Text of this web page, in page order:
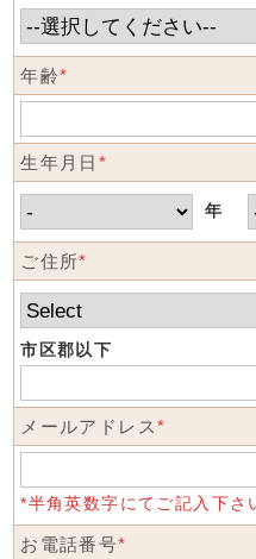
年齢*
生年月日 *
年
ご住所*
市区郡以下
メールアドレス*
*半角英数字にてご記入下さ
お電話番号*